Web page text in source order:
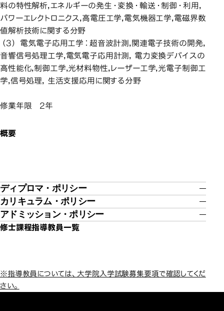
料の特性解析，エネルギーの発生・変換・輸送・制御・利用，
パワーエレクトロニクス，高電圧工学，電気機器工学，電磁界数
値解析技術に関する分野
（3） 電気電子応用工学：超音波計測，関連電子技術の開発，
音響信号処理工学，電気電子応用計測， 電力変換デバイスの
高性能化，制御工学，光材料物性，レーザー工学，光電子制御工
学，信号処理， 生活支援応用に関する分野
修業年限 2年
概要
ディプロマ・ポリシー
カリキュラム・ポリシー
アドミッション・ポリシー
修士課程指導教員一覧
※指導教員については、大学院入学試験募集要項で確認してくだ
さい。